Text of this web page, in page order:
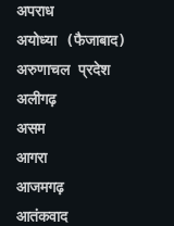
अपराध
अयोध्या (फैजाबाद)
अरुणाचल प्रदेश
अलीगढ़
असम
आगरा
आजमगढ़
आतंकवाद